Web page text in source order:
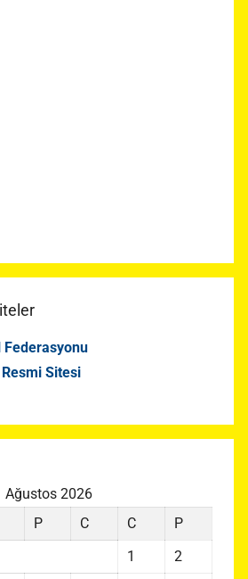
Sitesi
Ağustos 2026
P C C
P
1
2